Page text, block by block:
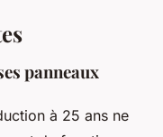
panneaux
à 25 ans ne